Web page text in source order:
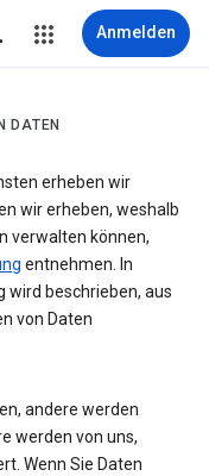
Anmelden
DATEN
erheben wir
wir erheben, weshalb
verwalten können,
entnehmen. In
wird beschrieben, aus
von Daten
andere werden
werden von uns,
Wenn Sie Daten